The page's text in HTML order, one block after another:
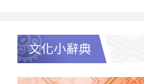
文化小辭典